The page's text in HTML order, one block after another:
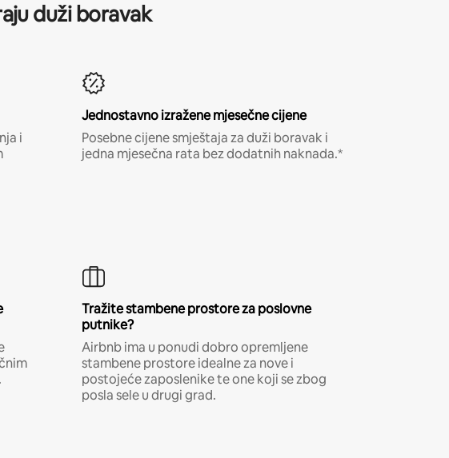
duži boravak
i
Jednostavno izražene mjesečne cijene
Posebne cijene smještaja za duži boravak i
jedna mjesečna rata bez dodatnih naknada.*
Tražite stambene prostore za poslovne
putnike?
Airbnb ima u ponudi dobro opremljene
stambene prostore idealne za nove i
postojeće zaposlenike te one koji se zbog
posla sele u drugi grad.